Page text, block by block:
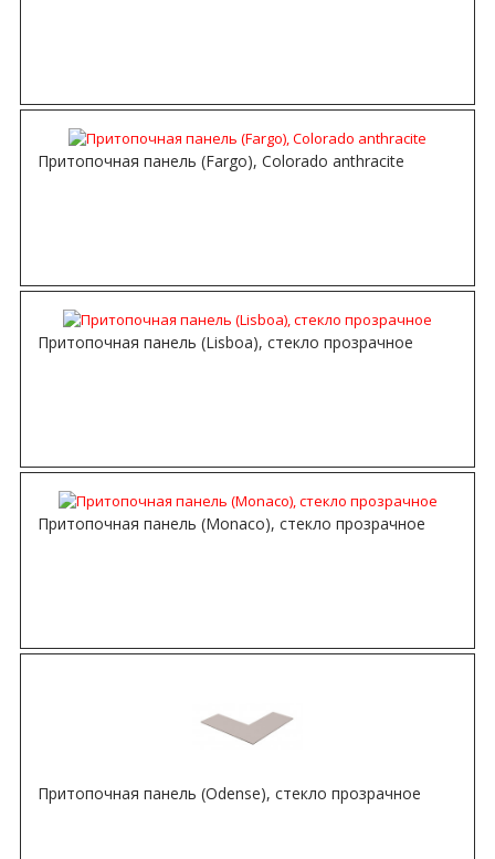
Притопочная панель (Fargo), Colorado anthracite
Притопочная панель (Lisboa), стекло прозрачное
Притопочная панель (Monaco), стекло прозрачное
Притопочная панель (Odense), стекло прозрачное